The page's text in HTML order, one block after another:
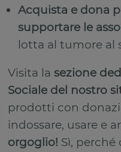
Acquista e dona
supportare le
lotta al tumore al
Visita lasezione
Sociale del nostro
prodotti con
indossare, usare e
orgoglio! Sì,